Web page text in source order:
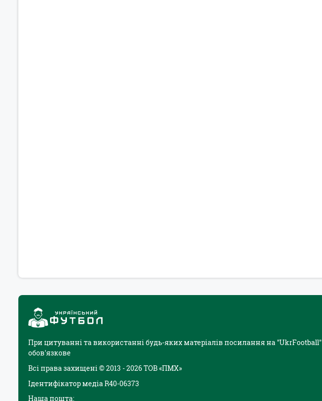
При цитуванні та використанні будь-яких матеріалів посилання на "UkrFootball"
обов'язкове
Всі права захищені © 2013 - 2026 ТОВ «ПМХ»
Ідентифікатор медіа R40-06373
Наша пошта: